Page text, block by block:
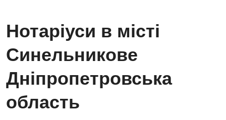
Нотаріуси в місті
Синельникове
Дніпропетровська
область